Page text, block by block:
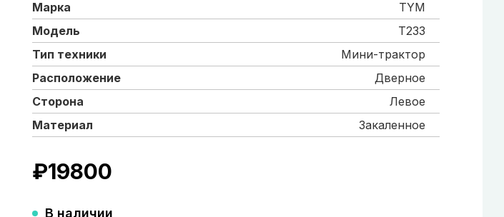
Марка
TYM
Модель
T233
Тип техники
Мини-трактор
Расположение
Дверное
Сторона
Левое
Материал
Закаленное
₽19800
В наличии